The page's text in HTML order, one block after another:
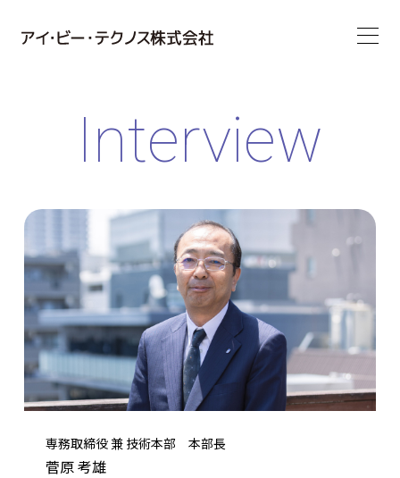
Interview
専務取締役 兼 技術本部 本部長
菅原 考雄